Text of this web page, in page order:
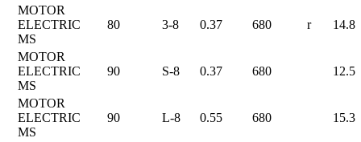
MOTOR
ELECTRIC
MS
80 3-8 0.37 680 r 14.8
MOTOR
ELECTRIC
MS
90 S-8 0.37 680 12.5
MOTOR
ELECTRIC
MS
90 L-8 0.55 680 15.3